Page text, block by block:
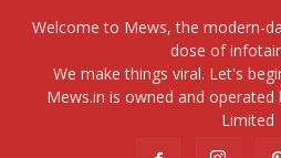
Welcome to Mews, the modern-
dose of
We make things viral. Let's
Mews.in is owned and operated
Limited